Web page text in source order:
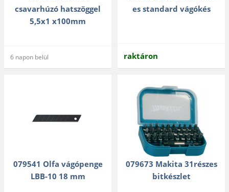
csavarhúzó hatszöggel
5,5x1 x100mm
6 napon belül
es standard vágókés
raktáron
079541 Olfa vágópenge
LBB-10 18 mm
079673 Makita 31részes
bitkészlet